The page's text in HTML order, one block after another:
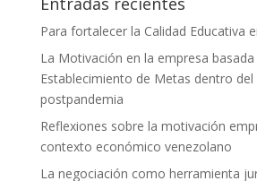
Para fortalecer la Calidad Educativa
La Motivación en la empresa
Establecimiento de Metas dentro
postpandemia
Reflexiones sobre la motivación
contexto económico venezolano
La negociación como herramienta